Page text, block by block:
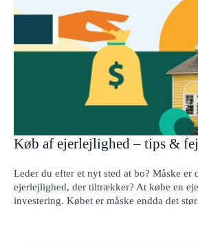
Køb af ejerlejlighed – tips &
Leder du efter et nyt sted at bo? Måske er
ejerlejlighed, der tiltrækker? At købe en
investering. Købet er måske endda det